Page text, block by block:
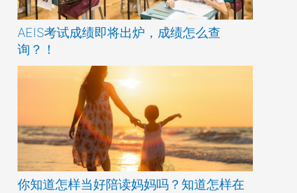
AEIS考试成绩即将出炉，成绩怎么查
询？！
你知道怎样当好陪读妈妈吗？知道怎样在